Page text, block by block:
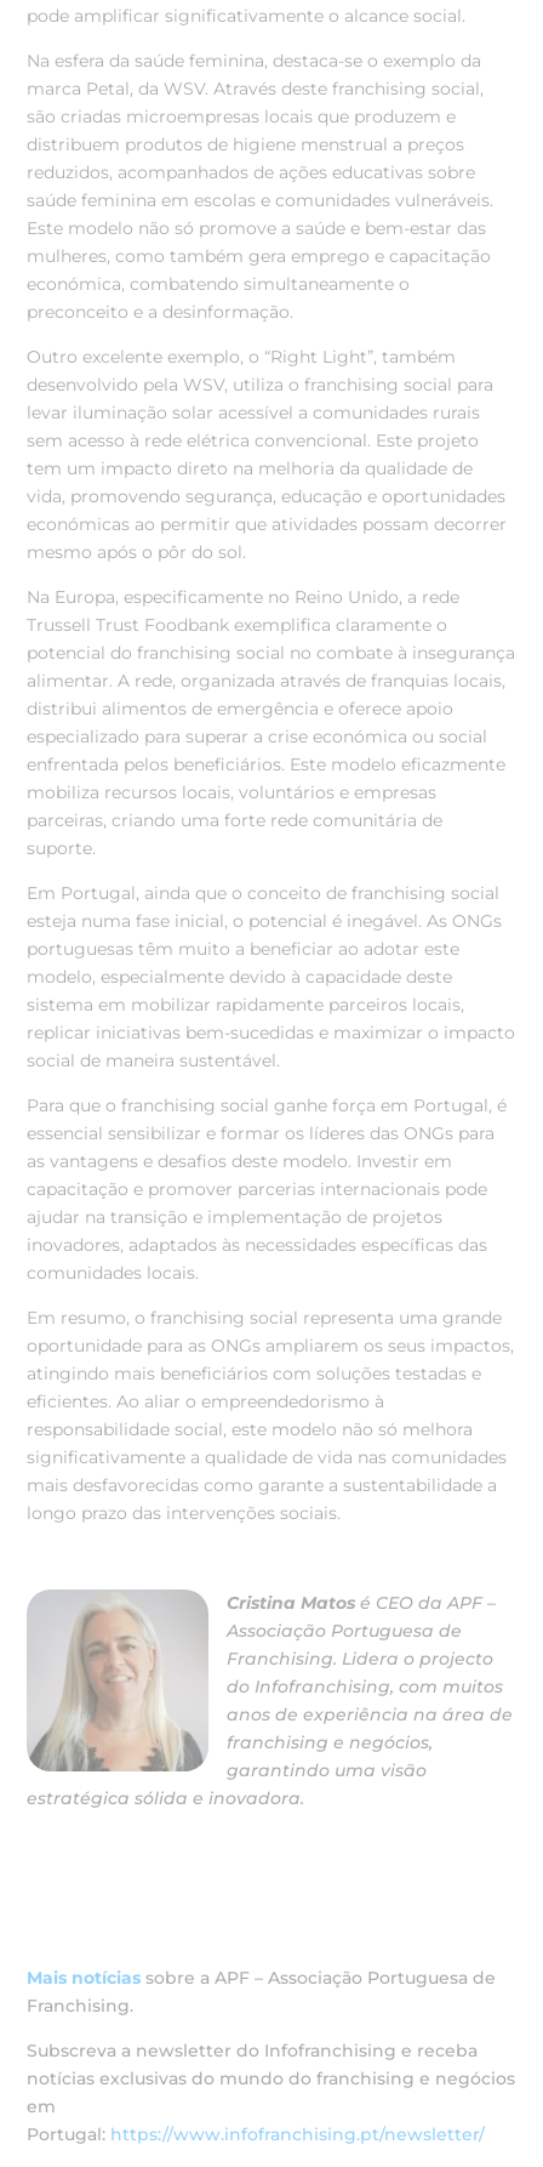
pode amplificar significativamente o alcance social.
Na esfera da saúde feminina, destaca-se o exemplo da
marca Petal, da WSV. Através deste franchising social,
são criadas microempresas locais que produzem e
distribuem produtos de higiene menstrual a preços
reduzidos, acompanhados de ações educativas sobre
saúde feminina em escolas e comunidades vulneráveis.
Este modelo não só promove a saúde e bem-estar das
mulheres, como também gera emprego e capacitação
económica, combatendo simultaneamente o
preconceito e a desinformação.
Outro excelente exemplo, o “Right Light”, também
desenvolvido pela WSV, utiliza o franchising social para
levar iluminação solar acessível a comunidades rurais
sem acesso à rede elétrica convencional. Este projeto
tem um impacto direto na melhoria da qualidade de
vida, promovendo segurança, educação e oportunidades
económicas ao permitir que atividades possam decorrer
mesmo após o pôr do sol.
Na Europa, especificamente no Reino Unido, a rede
Trussell Trust Foodbank exemplifica claramente o
potencial do franchising social no combate à insegurança
alimentar. A rede, organizada através de franquias locais,
distribui alimentos de emergência e oferece apoio
especializado para superar a crise económica ou social
enfrentada pelos beneficiários. Este modelo eficazmente
mobiliza recursos locais, voluntários e empresas
parceiras, criando uma forte rede comunitária de
suporte.
Em Portugal, ainda que o conceito de franchising social
esteja numa fase inicial, o potencial é inegável. As ONGs
portuguesas têm muito a beneficiar ao adotar este
modelo, especialmente devido à capacidade deste
sistema em mobilizar rapidamente parceiros locais,
replicar iniciativas bem-sucedidas e maximizar o impacto
social de maneira sustentável.
Para que o franchising social ganhe força em Portugal, é
essencial sensibilizar e formar os líderes das ONGs para
as vantagens e desafios deste modelo. Investir em
capacitação e promover parcerias internacionais pode
ajudar na transição e implementação de projetos
inovadores, adaptados às necessidades específicas das
comunidades locais.
Em resumo, o franchising social representa uma grande
oportunidade para as ONGs ampliarem os seus impactos,
atingindo mais beneficiários com soluções testadas e
eficientes. Ao aliar o empreendedorismo à
responsabilidade social, este modelo não só melhora
significativamente a qualidade de vida nas comunidades
mais desfavorecidas como garante a sustentabilidade a
longo prazo das intervenções sociais.
Cristina Matos é CEO da APF –
Associação Portuguesa de
Franchising. Lidera o projecto
do Infofranchising, com muitos
anos de experiência na área de
franchising e negócios,
garantindo uma visão
estratégica sólida e inovadora.
Mais notícias sobre a APF – Associação Portuguesa de
Franchising.
Subscreva a newsletter do Infofranchising e receba
notícias exclusivas do mundo do franchising e negócios
em
Portugal: https://www.infofranchising.pt/newsletter/